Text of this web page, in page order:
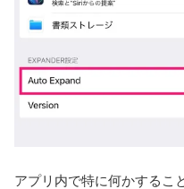
アプリ内で特に何かするこ